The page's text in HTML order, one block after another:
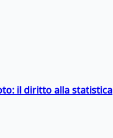
il diritto alla statistica